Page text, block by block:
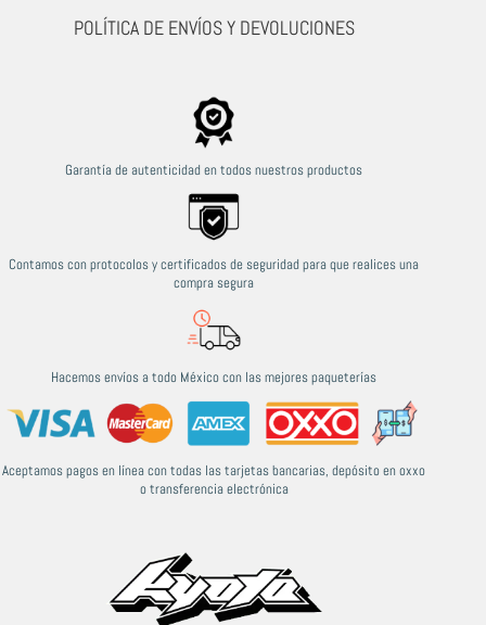
POLÍTICA DE ENVÍOS Y DEVOLUCIONES
Garantía de autenticidad en todos nuestros productos
Contamos con protocolos y certificados de seguridad para que realices una
compra segura
Hacemos envíos a todo México con las mejores paqueterías
Aceptamos pagos en línea con todas las tarjetas bancarias, depósito en oxxo
o transferencia electrónica